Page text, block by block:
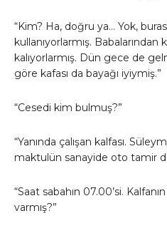
“Kim? Ha, doğru ya… Yok,
kullanıyorlarmış. Babalarından
kalıyorlarmış. Dün gece de
göre kafası da bayağı iyiymiş.”
“Cesedi kim bulmuş?”
“Yanında çalışan kalfası.
maktulün sanayide oto tamir
“Saat sabahın 07.00’si.
varmış?”